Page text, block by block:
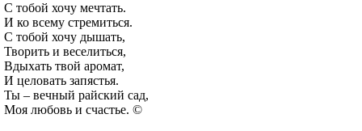
С тобой хочу мечтать.
И ко всему стремиться.
С тобой хочу дышать,
Творить и веселиться,
Вдыхать твой аромат,
И целовать запястья.
Ты – вечный райский сад,
Моя любовь и счастье. ©